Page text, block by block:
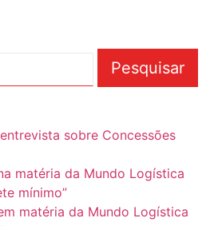
sobre Concessões
matéria da Mundo Logística
mínimo”
matéria da Mundo Logística